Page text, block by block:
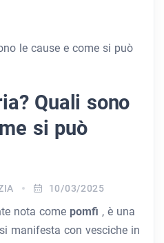
le cause e come si può
Quali sono
si può
10/03/2025
nota come pomfi , è una
manifesta con vesciche in